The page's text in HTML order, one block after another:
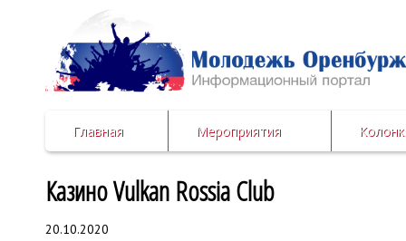
Главная Мероприятия
Казино Vulkan Rossia Club
20.10.2020